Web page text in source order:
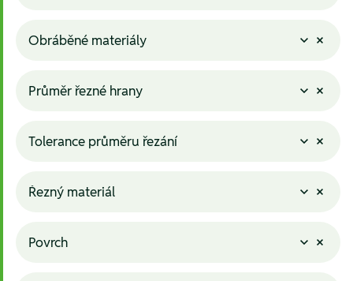
Obráběné materiály
Průměr řezné hrany
Tolerance průměru řezání
Řezný materiál
Povrch